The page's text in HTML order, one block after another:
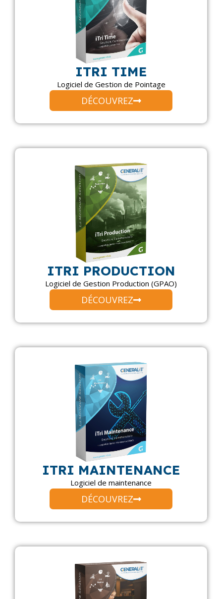
ITRI TIME
Logiciel de Gestion de Pointage
DÉCOUVREZ
ITRI PRODUCTION
Logiciel de Gestion Production (GPAO)
DÉCOUVREZ
ITRI MAINTENANCE
Logiciel de maintenance
DÉCOUVREZ